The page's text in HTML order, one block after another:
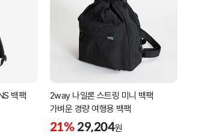
백팩
2way 나일론 스트링 미니 백팩
가벼운 경량 여행용 백팩
21% 29,204원